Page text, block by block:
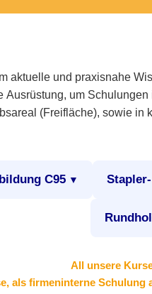
aktuelle und praxisnahe
Ausrüstung, um
(Freifläche), sowie
C95
All unsere
als firmeninterne